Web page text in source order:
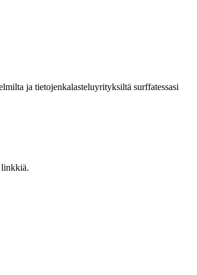
ja tietojenkalasteluyrityksiltä surffatessasi
linkkiä.